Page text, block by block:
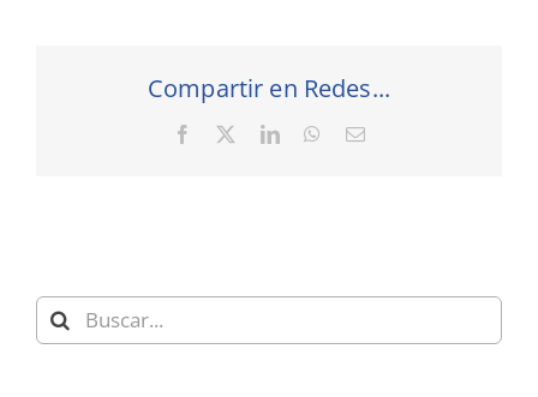
Compartir en Redes...
Facebook LinkedInWhatsApp
Correo
Buscar: